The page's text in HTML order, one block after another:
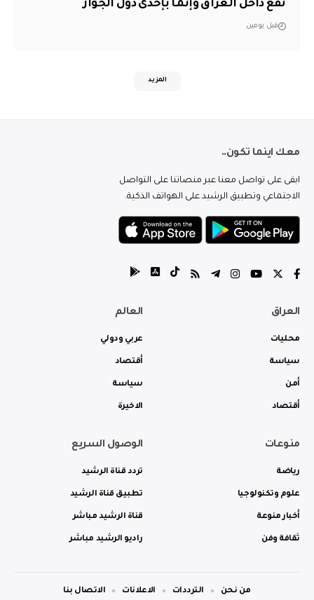
تقع داخل العراق وإنما بإحدى دول الجوار
قبل يومين
المزيد
معك اينما تكون..
ابقى على تواصل معنا عبر منصاتنا على التواصل
الاجتماعي وتطبيق الرشيد على الهواتف الذكية.
العراق
محليات
سياسة
أمن
أقتصاد
العالم
عربي ودولي
أقتصاد
سياسة
الاخيرة
منوعات
رياضة
علوم وتكنولوجيا
أخبار منوعة
ثقافة وفن
الوصول السريع
تردد قناة الرشيد
تطبيق قناة الرشيد
قناة الرشيد مباشر
راديو الرشيد مباشر
من نحن الترددات الاعلانات الاتصال بنا